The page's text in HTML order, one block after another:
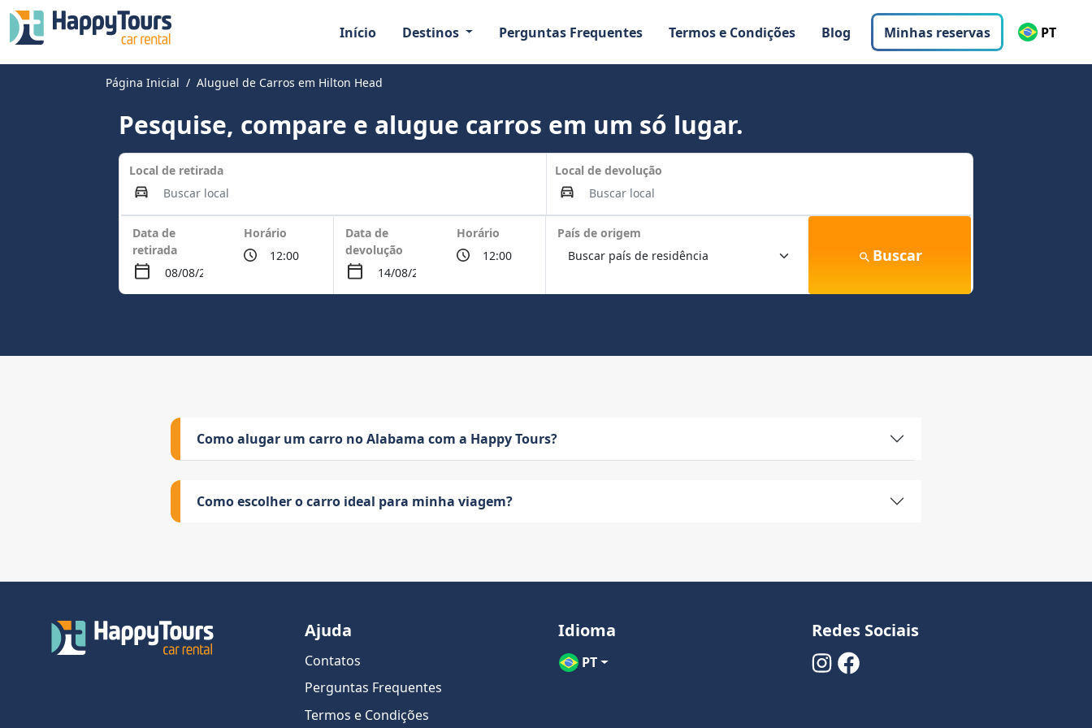
Início Destinos Perguntas Frequentes Termos e Condições Blog Minhas reservas PT
Página Inicial Aluguel de Carros em Hilton Head
Pesquise, compare e alugue carros em um só lugar.
Local de retirada Local de devolução
Data de
retirada
Horário
Data de
devolução
Horário País de origem
Buscar
Como alugar um carro no Alabama com a Happy Tours?
Como escolher o carro ideal para minha viagem?
Ajuda
Contatos
Perguntas Frequentes
Termos e Condições
Idioma
PT
Redes Sociais